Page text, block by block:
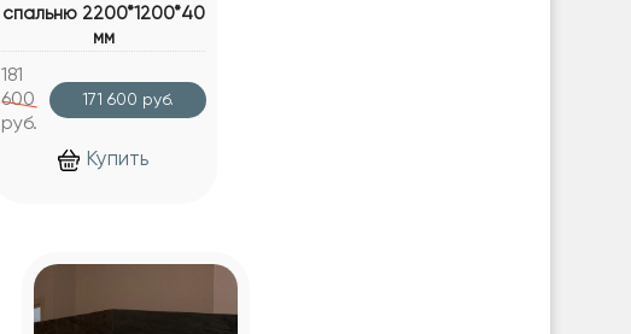
спальню 2200*1200*40
мм
181
600
руб.
171 600 руб.
Купить